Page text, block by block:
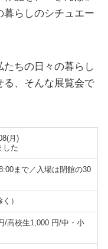
暮らしのシチュエー
ちの日々の暮らし
る、そんな展覧会で
月)
した
まで／入場は閉館の30
）
/高校生1,000 円/中・小